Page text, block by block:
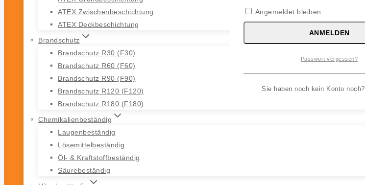
ATEX Zwischenbeschichtung
ATEX Deckbeschichtung
Brandschutz
Brandschutz R30 (F30)
Brandschutz R60 (F60)
Brandschutz R90 (F90)
Brandschutz R120 (F120)
Brandschutz R180 (F180)
Chemikalienbeständig
Laugenbeständig
Lösemittelbeständig
Öl- & Kraftstoffbeständig
Säurebeständig
Angemeldet bleiben
ANMELDEN
Passwort vergessen?
Sie haben noch kein Konto noch?